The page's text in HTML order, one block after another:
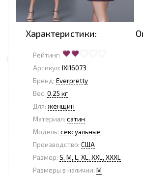
Характеристики:
Рейтинг:
Артикул: IXI16073
Бренд: Everpretty
Вес: 0.25 кг
Для: женщин
Материал: сатин
Модель: сексуальные
Производство: США
Размер: S, M, L, XL, XXL, XXXL
Размеры в наличии: M